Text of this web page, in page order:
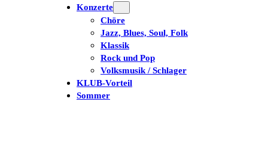
Konzerte
Chöre
Jazz, Blues, Soul, Folk
Klassik
Rock und Pop
Volksmusik / Schlager
KLUB-Vorteil
Sommer